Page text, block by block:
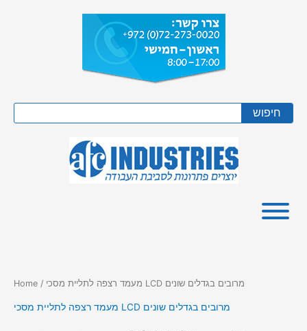
חיפוש
Home / מעמד רצפה לתליית מסכי LCD מרובים בגדלים שונים
מעמד רצפה לתליית מסכי LCD מרובים בגדלים שונים